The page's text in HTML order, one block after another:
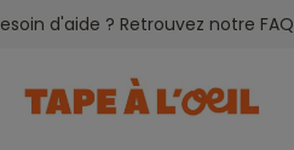
d'aide ? Retrouvez notre FAQ